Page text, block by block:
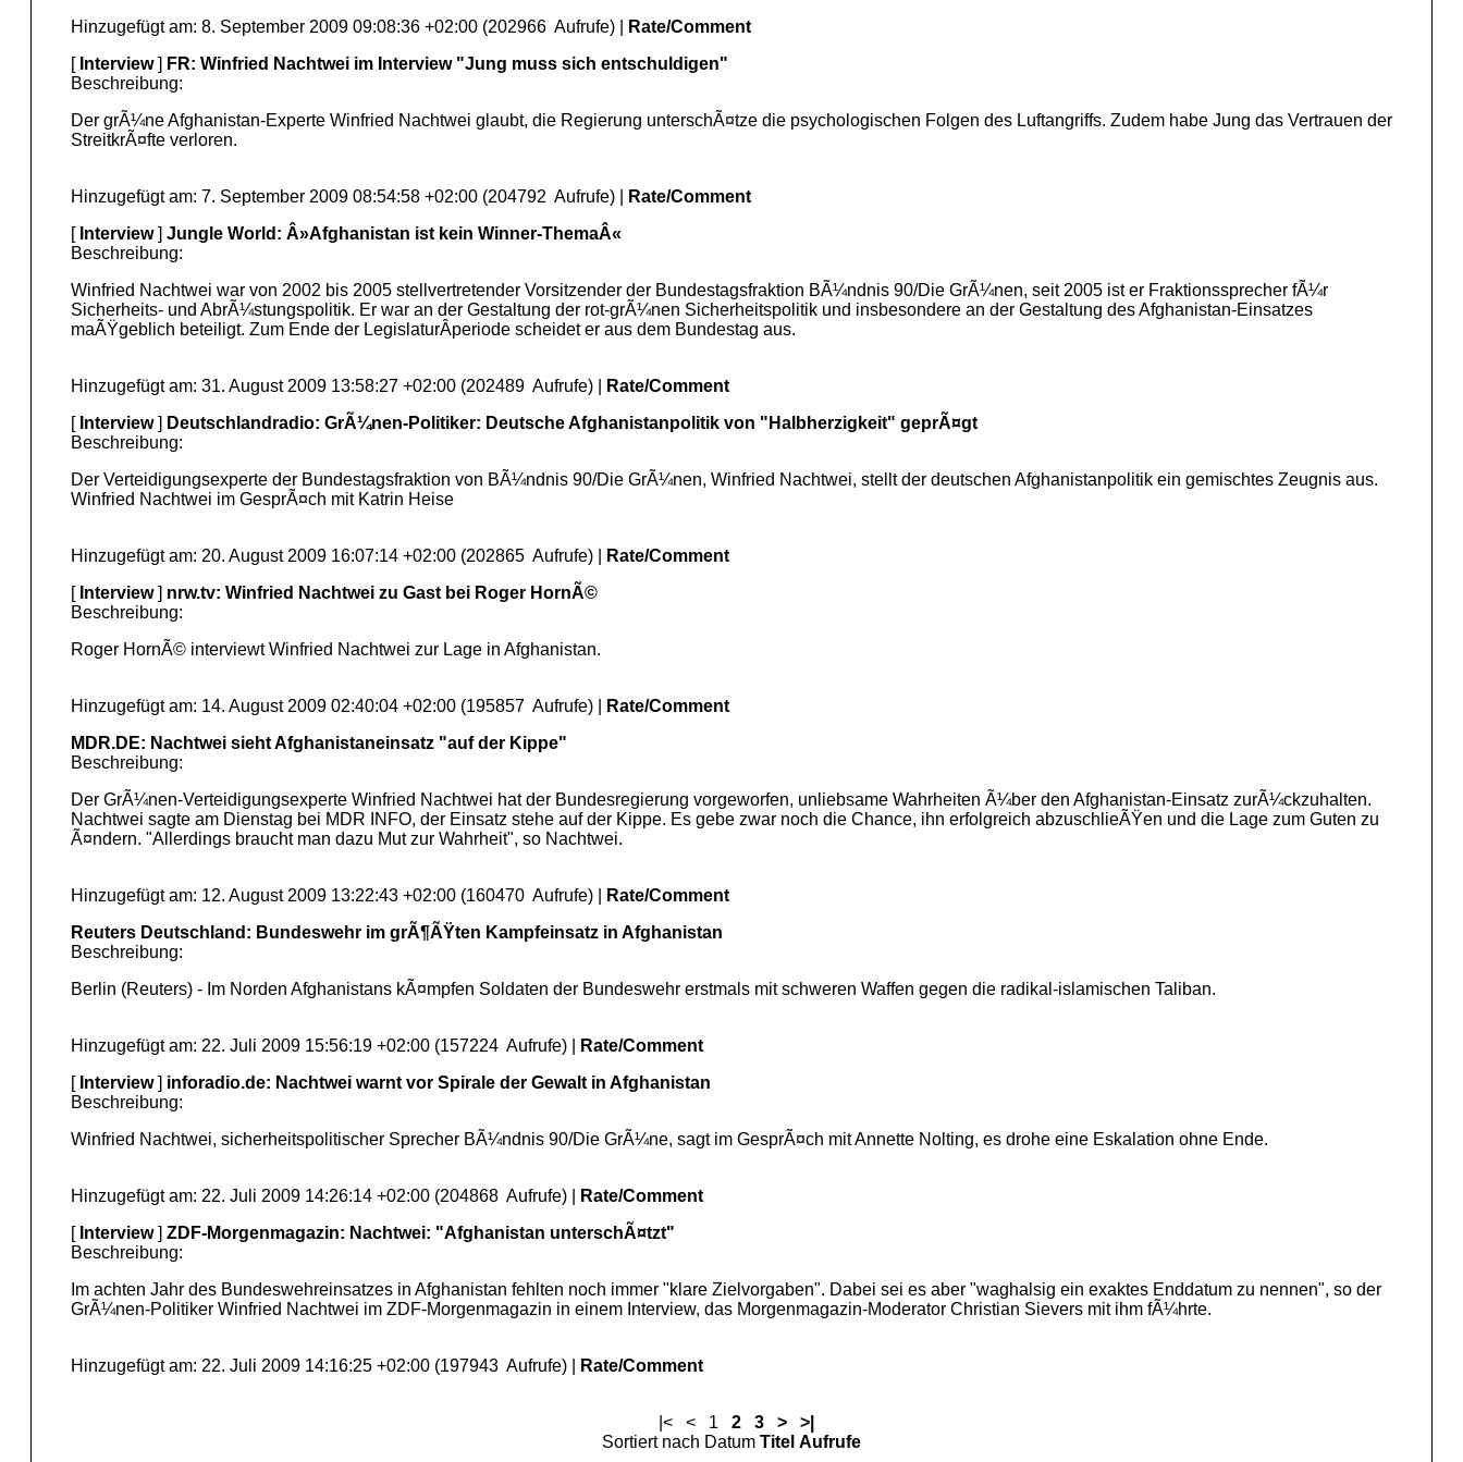
Hinzugefügt am: 8. September 2009 09:08:36 +02:00 (202966 Aufrufe) |
Rate/Comment
[ Interview] FR: Winfried Nachtwei im Interview "Jung muss sich entschuldigen"
Beschreibung:
Der grÃ¼ne Afghanistan-Experte Winfried Nachtwei glaubt, die Regierung unterschÃ¤tze die psychologischen Folgen des Luftangriffs. Zudem habe Jung das Vertrauen der
StreitkrÃ¤fte verloren.
Hinzugefügt am: 7. September 2009 08:54:58 +02:00 (204792 Aufrufe) |
Rate/Comment
[ Interview] Jungle World: Â»Afghanistan ist kein Winner-ThemaÂ«
Beschreibung:
Winfried Nachtwei war von 2002 bis 2005 stellvertretender Vorsitzender der Bundestagsfraktion BÃ¼ndnis 90/Die GrÃ¼nen, seit 2005 ist er Fraktionssprecher fÃ¼r
Sicherheits- und AbrÃ¼stungspolitik. Er war an der Gestaltung der rot-grÃ¼nen Sicherheitspolitik und insbesondere an der Gestaltung des Afghanistan-Einsatzes
maÃŸgeblich beteiligt. Zum Ende der LegislaturÂ­periode scheidet er aus dem Bundestag aus.
Hinzugefügt am: 31. August 2009 13:58:27 +02:00 (202489 Aufrufe) |
Rate/Comment
[ Interview] Deutschlandradio: GrÃ¼nen-Politiker: Deutsche Afghanistanpolitik von "Halbherzigkeit" geprÃ¤gt
Beschreibung:
Der Verteidigungsexperte der Bundestagsfraktion von BÃ¼ndnis 90/Die GrÃ¼nen, Winfried Nachtwei, stellt der deutschen Afghanistanpolitik ein gemischtes Zeugnis aus.
Winfried Nachtwei im GesprÃ¤ch mit Katrin Heise
Hinzugefügt am: 20. August 2009 16:07:14 +02:00 (202865 Aufrufe) |
Rate/Comment
[ Interview] nrw.tv: Winfried Nachtwei zu Gast bei Roger HornÃ©
Beschreibung:
Roger HornÃ© interviewt Winfried Nachtwei zur Lage in Afghanistan.
Hinzugefügt am: 14. August 2009 02:40:04 +02:00 (195857 Aufrufe) |
Rate/Comment
MDR.DE: Nachtwei sieht Afghanistaneinsatz "auf der Kippe"
Beschreibung:
Der GrÃ¼nen-Verteidigungsexperte Winfried Nachtwei hat der Bundesregierung vorgeworfen, unliebsame Wahrheiten Ã¼ber den Afghanistan-Einsatz zurÃ¼ckzuhalten.
Nachtwei sagte am Dienstag bei MDR INFO, der Einsatz stehe auf der Kippe. Es gebe zwar noch die Chance, ihn erfolgreich abzuschlieÃŸen und die Lage zum Guten zu
Ã¤ndern. "Allerdings braucht man dazu Mut zur Wahrheit", so Nachtwei.
Hinzugefügt am: 12. August 2009 13:22:43 +02:00 (160470 Aufrufe) |
Rate/Comment
Reuters Deutschland: Bundeswehr im grÃ¶ÃŸten Kampfeinsatz in Afghanistan
Beschreibung:
Berlin (Reuters) - Im Norden Afghanistans kÃ¤mpfen Soldaten der Bundeswehr erstmals mit schweren Waffen gegen die radikal-islamischen Taliban.
Hinzugefügt am: 22. Juli 2009 15:56:19 +02:00 (157224 Aufrufe) |
Rate/Comment
[ Interview] inforadio.de: Nachtwei warnt vor Spirale der Gewalt in Afghanistan
Beschreibung:
Winfried Nachtwei, sicherheitspolitischer Sprecher BÃ¼ndnis 90/Die GrÃ¼ne, sagt im GesprÃ¤ch mit Annette Nolting, es drohe eine Eskalation ohne Ende.
Hinzugefügt am: 22. Juli 2009 14:26:14 +02:00 (204868 Aufrufe) |
Rate/Comment
[ Interview] ZDF-Morgenmagazin: Nachtwei: "Afghanistan unterschÃ¤tzt"
Beschreibung:
Im achten Jahr des Bundeswehreinsatzes in Afghanistan fehlten noch immer "klare Zielvorgaben". Dabei sei es aber "waghalsig ein exaktes Enddatum zu nennen", so der
GrÃ¼nen-Politiker Winfried Nachtwei im ZDF-Morgenmagazin in einem Interview, das Morgenmagazin-Moderator Christian Sievers mit ihm fÃ¼hrte.
Hinzugefügt am: 22. Juli 2009 14:16:25 +02:00 (197943 Aufrufe) | Rate/Comment
|< < 1 2 3 >
>|
Sortiert nach Datum Titel Aufrufe